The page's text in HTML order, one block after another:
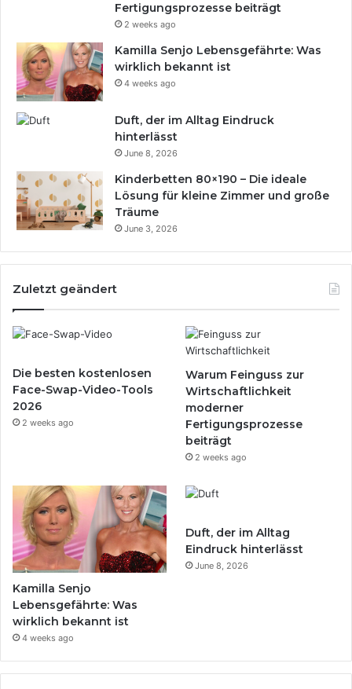
Fertigungsprozesse beiträgt
2 weeks ago
Kamilla Senjo Lebensgefährte: Was
wirklich bekannt ist
4 weeks ago
Duft, der im Alltag Eindruck
hinterlässt
June 8, 2026
Kinderbetten 80×190 – Die ideale
Lösung für kleine Zimmer und große
Träume
June 3, 2026
Zuletzt geändert
Die besten kostenlosen
Face-Swap-Video-Tools
2026
2 weeks ago
Warum Feinguss zur
Wirtschaftlichkeit
moderner
Fertigungsprozesse
beiträgt
2 weeks ago
Kamilla Senjo
Lebensgefährte: Was
wirklich bekannt ist
4 weeks ago
Duft, der im Alltag
Eindruck hinterlässt
June 8, 2026